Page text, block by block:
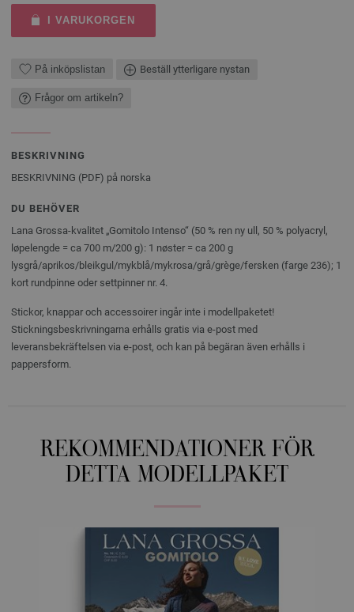
I VARUKORGEN
På inköpslistan Beställ ytterligare nystan
Frågor om artikeln?
BESKRIVNING
BESKRIVNING (PDF) på norska
DU BEHÖVER
Lana Grossa-kvalitet „Gomitolo Intenso“ (50 % ren ny ull, 50 % polyacryl,
løpelengde = ca 700 m/200 g): 1 ­nøster = ca 200 g
lysgrå/aprikos/bleikgul/mykblå/mykrosa/grå/grège/fersken (farge 236); 1
kort rundpinne oder settpinner nr. 4.
Stickor, knappar och accessoirer ingår inte i modellpaketet!
Stickningsbeskrivningarna erhålls gratis via e-post med
leveransbekräftelsen via e-post, och kan på begäran även erhålls i
pappersform.
REKOMMENDATIONER FÖR
DETTA MODELLPAKET